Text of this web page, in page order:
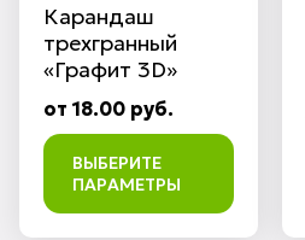
Карандаш
трехгранный
«Графит 3D»
от 18.00 руб.
ВЫБЕРИТЕ
ПАРАМЕТРЫ